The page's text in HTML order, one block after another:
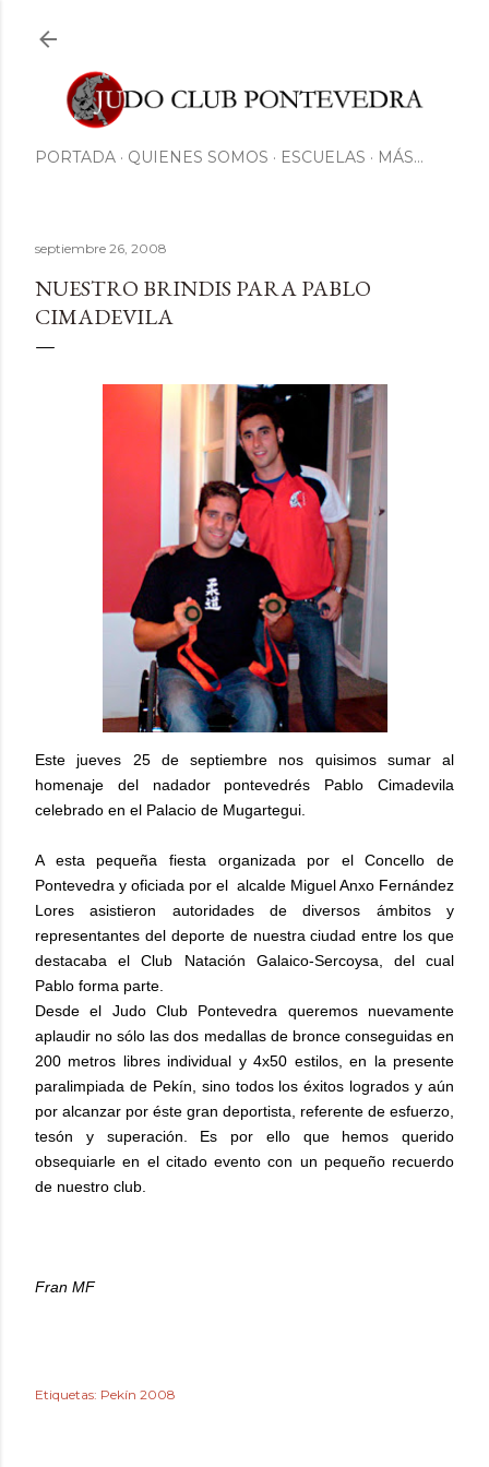
PORTADA QUIENES SOMOS ESCUELAS MÁS…
septiembre 26, 2008
NUESTRO BRINDIS PARA PABLO
CIMADEVILA
Este jueves 25 de septiembre nos quisimos sumar al
homenaje del nadador pontevedrés Pablo Cimadevila
celebrado en el Palacio de Mugartegui.
A esta pequeña fiesta organizada por el Concello de
Pontevedra y oficiada por el alcalde MiguelAnxo Fernández
Lores asistieron autoridades de diversos ámbitos y
representantes del deporte de nuestra ciudad entre los que
destacaba el Club Natación Galaico-Sercoysa, del cual
Pablo forma parte.
Desde el Judo Club Pontevedra queremos nuevamente
aplaudir no sólo las dos medallas de bronce conseguidas en
200 metros libres individual y 4x50 estilos, en la presente
paralimpiada de Pekín, sino todos los éxitos logrados y aún
por alcanzar por éste gran deportista, referente de esfuerzo,
tesón y superación. Es por ello que hemos querido
obsequiarle en el citado evento con un pequeño recuerdo
de nuestro club.
Fran MF
Etiquetas: Pekín 2008